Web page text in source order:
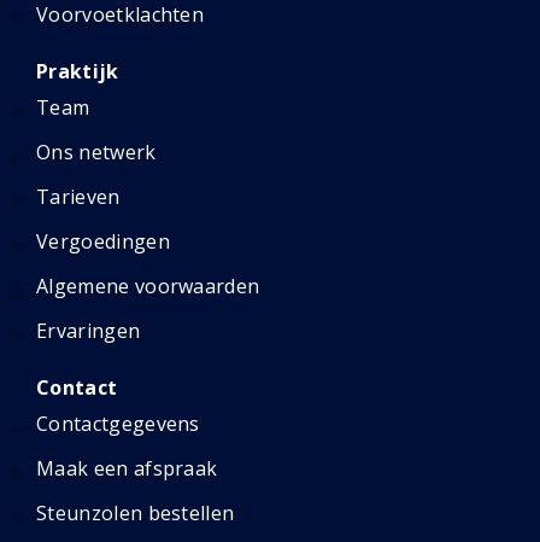
Voorvoetklachten
Praktijk
Team
Ons netwerk
Tarieven
Vergoedingen
Algemene voorwaarden
Ervaringen
Contact
Contactgegevens
Maak een afspraak
Steunzolen bestellen